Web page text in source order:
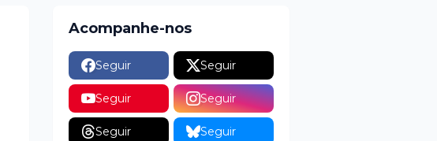
Acompanhe-nos
Seguir Seguir
Seguir Seguir
Seguir Seguir